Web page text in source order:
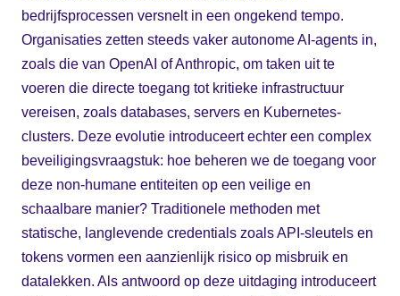
bedrijfsprocessen versnelt in een ongekend tempo.
Organisaties zetten steeds vaker autonome AI-agents in,
zoals die van OpenAI of Anthropic, om taken uit te
voeren die directe toegang tot kritieke infrastructuur
vereisen, zoals databases, servers en Kubernetes-
clusters. Deze evolutie introduceert echter een complex
beveiligingsvraagstuk: hoe beheren we de toegang voor
deze non-humane entiteiten op een veilige en
schaalbare manier? Traditionele methoden met
statische, langlevende credentials zoals API-sleutels en
tokens vormen een aanzienlijk risico op misbruik en
datalekken. Als antwoord op deze uitdaging introduceert